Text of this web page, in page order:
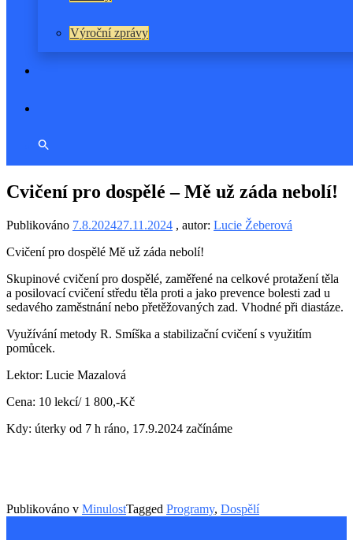
Výroční zprávy
Cvičení pro dospělé – Mě už záda nebolí!
Publikováno 7.8.202427.11.2024 , autor: Lucie Žeberová
Cvičení pro dospělé Mě už záda nebolí!
Skupinové cvičení pro dospělé, zaměřené na celkové protažení těla
a posilovací cvičení středu těla proti a jako prevence bolesti zad u
sedavého zaměstnání nebo přetěžovaných zad. Vhodné při diastáze.
Využívání metody R. Smíška a stabilizační cvičení s využitím
pomůcek.
Lektor: Lucie Mazalová
Cena: 10 lekcí/ 1 800,-Kč
Kdy: úterky od 7 h ráno, 17.9.2024 začínáme
Publikováno v MinulostTagged Programy, Dospělí